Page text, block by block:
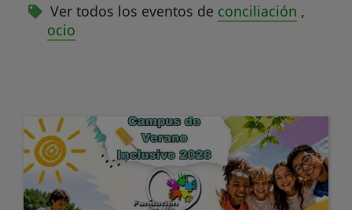
Ver todos los eventos de conciliación ,
ocio